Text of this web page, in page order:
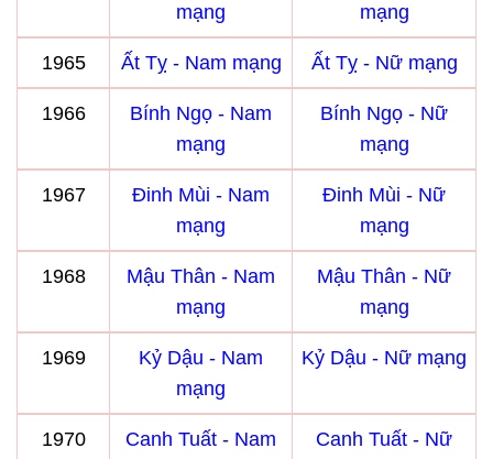
mạng
mạng
1965 Ất Tỵ - Nam mạng Ất Tỵ - Nữ mạng
1966
Bính Ngọ - Nam
mạng
Bính Ngọ - Nữ
mạng
1967
Đinh Mùi - Nam
mạng
Đinh Mùi - Nữ
mạng
1968
Mậu Thân - Nam
mạng
Mậu Thân - Nữ
mạng
1969
Kỷ Dậu - Nam
mạng
Kỷ Dậu - Nữ mạng
1970 Canh Tuất - Nam Canh Tuất - Nữ